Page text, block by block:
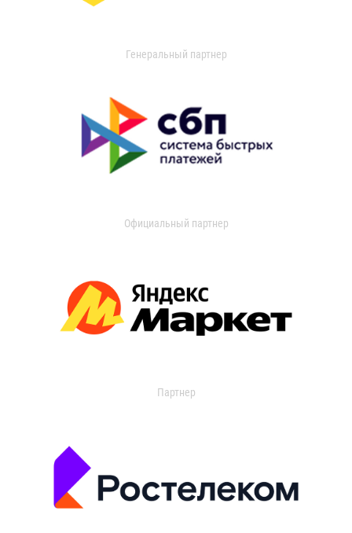
Генеральный партнер
Официальный партнер
Партнер